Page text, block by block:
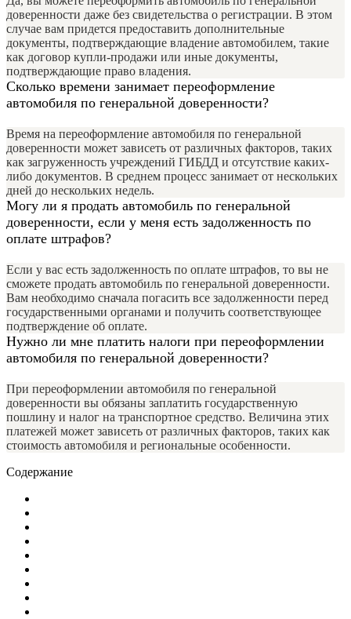
доверенности даже без свидетельства о регистрации. В этом
случае вам придется предоставить дополнительные
документы, подтверждающие владение автомобилем, такие
как договор купли-продажи или иные документы,
подтверждающие право владения.
Сколько времени занимает переоформление
автомобиля по генеральной доверенности?
Время на переоформление автомобиля по генеральной
доверенности может зависеть от различных факторов, таких
как загруженность учреждений ГИБДД и отсутствие каких-
либо документов. В среднем процесс занимает от нескольких
дней до нескольких недель.
Могу ли я продать автомобиль по генеральной
доверенности, если у меня есть задолженность по
оплате штрафов?
Если у вас есть задолженность по оплате штрафов, то вы не
сможете продать автомобиль по генеральной доверенности.
Вам необходимо сначала погасить все задолженности перед
государственными органами и получить соответствующее
подтверждение об оплате.
Нужно ли мне платить налоги при переоформлении
автомобиля по генеральной доверенности?
При переоформлении автомобиля по генеральной
доверенности вы обязаны заплатить государственную
пошлину и налог на транспортное средство. Величина этих
платежей может зависеть от различных факторов, таких как
стоимость автомобиля и региональные особенности.
Содержание